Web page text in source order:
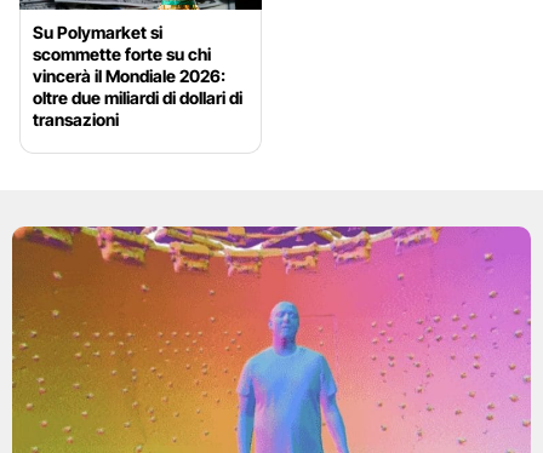
Su Polymarket si
scommette forte su chi
vincerà il Mondiale 2026:
oltre due miliardi di dollari di
transazioni